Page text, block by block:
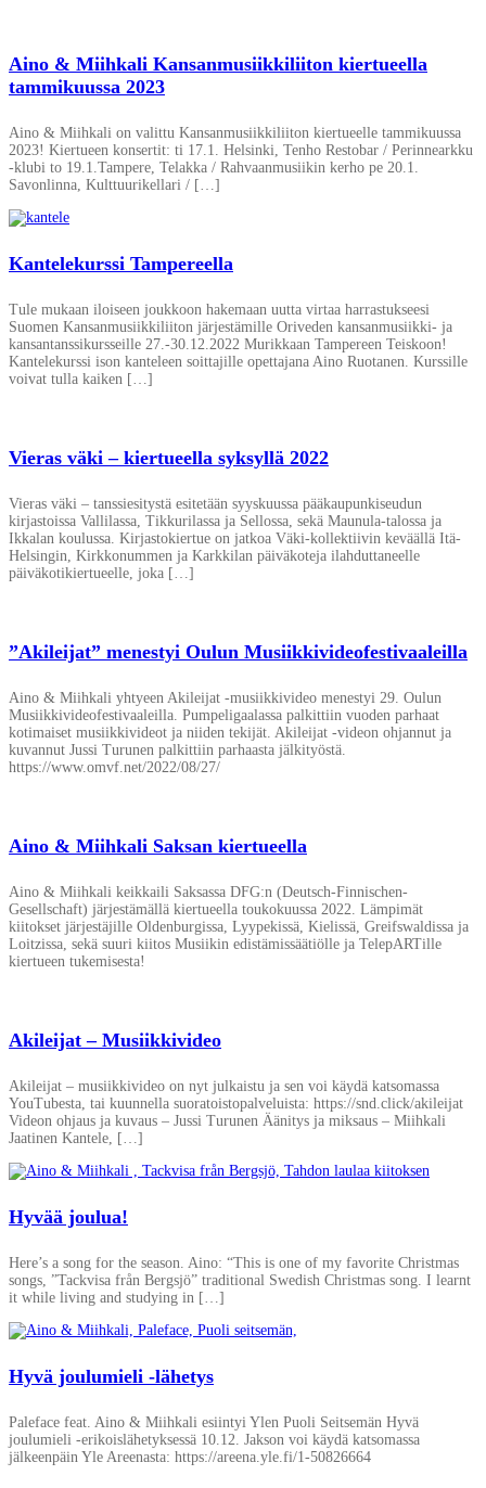
Aino & Miihkali Kansanmusiikkiliiton kiertueella
tammikuussa 2023
Aino & Miihkali on valittu Kansanmusiikkiliiton kiertueelle tammikuussa
2023! Kiertueen konsertit: ti 17.1. Helsinki, Tenho Restobar / Perinnearkku
-klubi to 19.1.Tampere, Telakka / Rahvaanmusiikin kerho pe 20.1.
Savonlinna, Kulttuurikellari / […]
Kantelekurssi Tampereella
Tule mukaan iloiseen joukkoon hakemaan uutta virtaa harrastukseesi
Suomen Kansanmusiikkiliiton järjestämille Oriveden kansanmusiikki- ja
kansantanssikursseille 27.-30.12.2022 Murikkaan Tampereen Teiskoon!
Kantelekurssi ison kanteleen soittajille opettajana Aino Ruotanen. Kurssille
voivat tulla kaiken […]
Vieras väki – kiertueella syksyllä 2022
Vieras väki – tanssiesitystä esitetään syyskuussa pääkaupunkiseudun
kirjastoissa Vallilassa, Tikkurilassa ja Sellossa, sekä Maunula-talossa ja
Ikkalan koulussa. Kirjastokiertue on jatkoa Väki-kollektiivin keväällä Itä-
Helsingin, Kirkkonummen ja Karkkilan päiväkoteja ilahduttaneelle
päiväkotikiertueelle, joka […]
”Akileijat” menestyi Oulun Musiikkivideofestivaaleilla
Aino & Miihkali yhtyeen Akileijat -musiikkivideo menestyi 29. Oulun
Musiikkivideofestivaaleilla. Pumpeligaalassa palkittiin vuoden parhaat
kotimaiset musiikkivideot ja niiden tekijät. Akileijat -videon ohjannut ja
kuvannut Jussi Turunen palkittiin parhaasta jälkityöstä.
https://www.omvf.net/2022/08/27/
Aino & Miihkali Saksan kiertueella
Aino & Miihkali keikkaili Saksassa DFG:n (Deutsch-Finnischen-
Gesellschaft) järjestämällä kiertueella toukokuussa 2022. Lämpimät
kiitokset järjestäjille Oldenburgissa, Lyypekissä, Kielissä, Greifswaldissa ja
Loitzissa, sekä suuri kiitos Musiikin edistämissäätiölle ja TelepARTille
kiertueen tukemisesta!
Akileijat – Musiikkivideo
Akileijat – musiikkivideo on nyt julkaistu ja sen voi käydä katsomassa
YouTubesta, tai kuunnella suoratoistopalveluista: https://snd.click/akileijat
Videon ohjaus ja kuvaus – Jussi Turunen Äänitys ja miksaus – Miihkali
Jaatinen Kantele, […]
Hyvää joulua!
Here’s a song for the season. Aino: “This is one of my favorite Christmas
songs, ”Tackvisa från Bergsjö” traditional Swedish Christmas song. I learnt
it while living and studying in […]
Hyvä joulumieli -lähetys
Paleface feat. Aino & Miihkali esiintyi Ylen Puoli Seitsemän Hyvä
joulumieli -erikoislähetyksessä 10.12. Jakson voi käydä katsomassa
jälkeenpäin Yle Areenasta: https://areena.yle.fi/1-50826664